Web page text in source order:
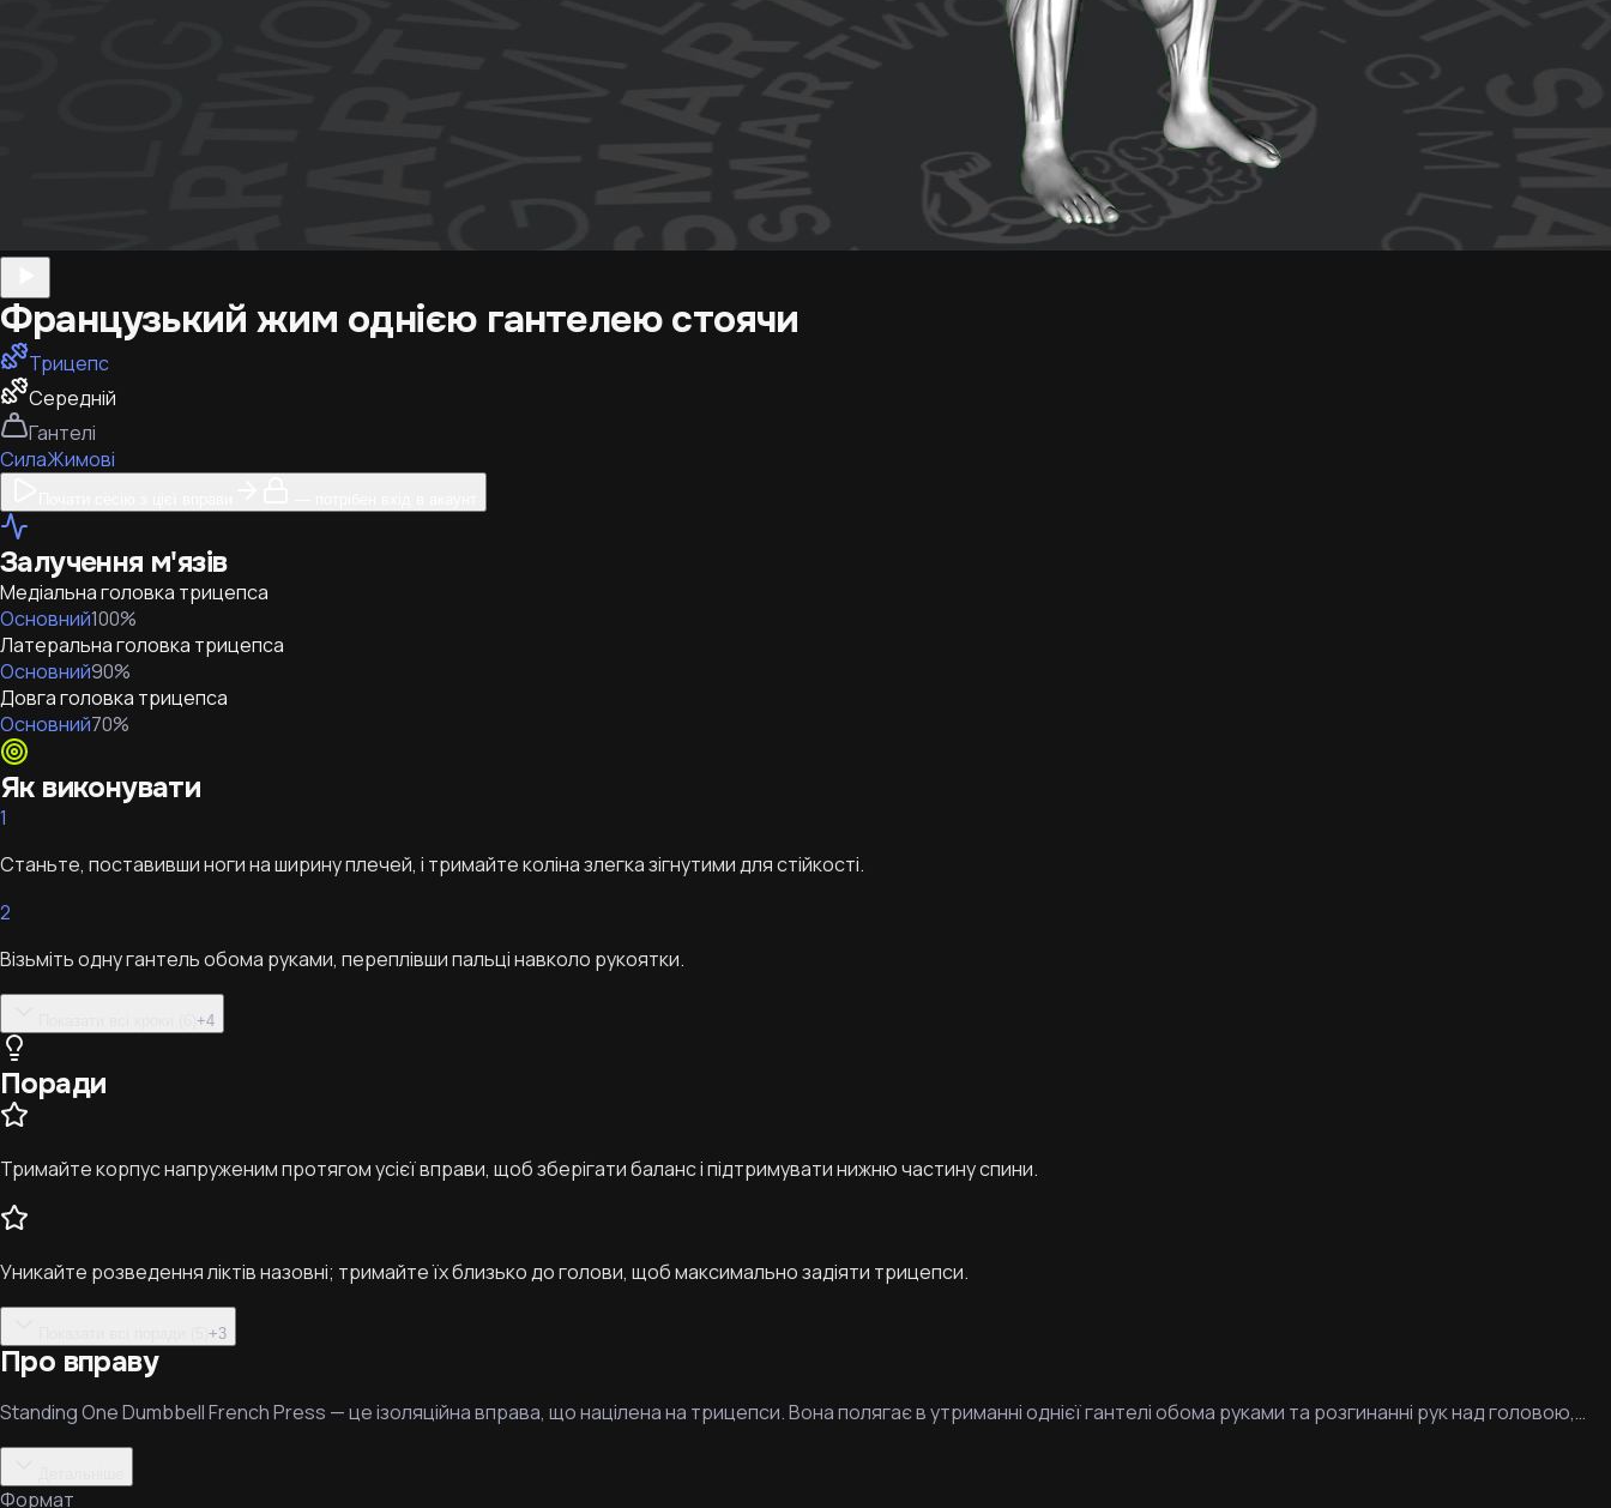
Французький жим однією гантелею стоячи
Трицепс
Середній
Гантелі
СилаЖимові
Залучення м'язів
Медіальна головка трицепса
Основний100%
Латеральна головка трицепса
Основний90%
Довга головка трицепса
Основний70%
Як виконувати
1
Станьте, поставивши ноги на ширину плечей, і тримайте коліна злегка зігнутими для стійкості.
2
Візьміть одну гантель обома руками, переплівши пальці навколо рукоятки.
+4
Поради
Тримайте корпус напруженим протягом усієї вправи, щоб зберігати баланс і підтримувати нижню частину спини.
Уникайте розведення ліктів назовні; тримайте їх близько до голови, щоб максимально задіяти трицепси.
+3
Про вправу
Standing One Dumbbell French Press — це ізоляційна вправа, що націлена на трицепси. Вона полягає в утриманні однієї гантелі обома руками та розгинанні рук над головою,…
Формат